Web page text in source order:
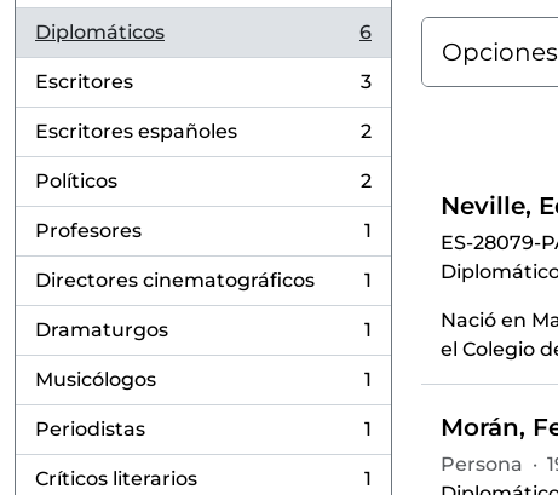
Diplomáticos
, 6 resultados
6
Escritores
, 3 resultados
3
Escritores españoles
, 2 resultados
2
Políticos
, 2 resultados
2
Profesores
, 1 resultados
1
Directores cinematográficos
, 1 resultados
1
Dramaturgos
, 1 resultados
1
Musicólogos
, 1 resultados
1
Periodistas
, 1 resultados
1
Críticos literarios 1
Neville,
ES-28079-
Nació en
el Colegio
Morán,
Persona ·